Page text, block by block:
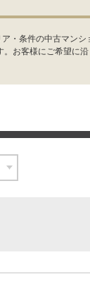
・条件の中古マン
お客様にご希望に